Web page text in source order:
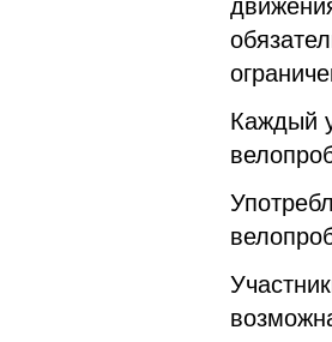
Каждый